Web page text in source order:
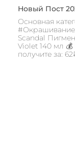
Новый Пост
Основная
Scandal
Violet 140 мл
получите за: